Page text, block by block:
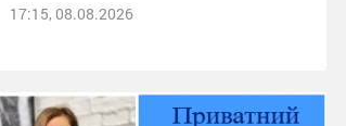
17:15, 08.08.2026